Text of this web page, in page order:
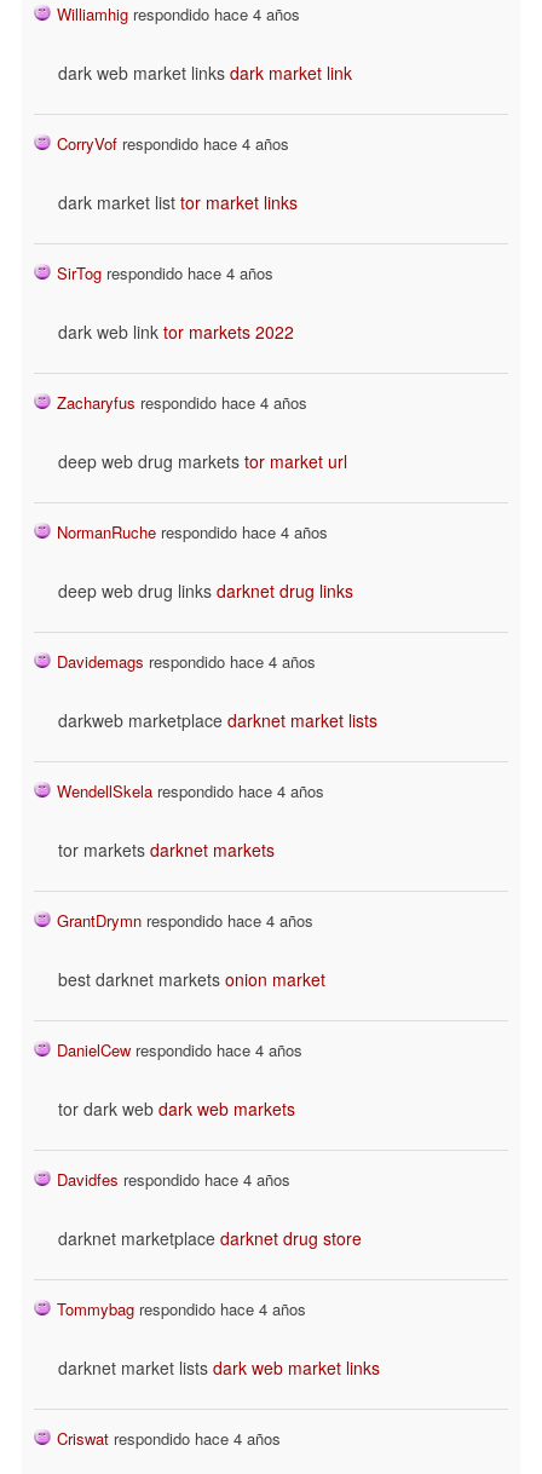
Williamhig respondido hace 4 años
dark web market links dark market link
CorryVof respondido hace 4 años
dark market list tor market links
SirTog respondido hace 4 años
dark web link tor markets 2022
Zacharyfus respondido hace 4 años
deep web drug markets tor market url
NormanRuche respondido hace 4 años
deep web drug links darknet drug links
Davidemags respondido hace 4 años
darkweb marketplace darknet market lists
WendellSkela respondido hace 4 años
tor markets darknet markets
GrantDrymn respondido hace 4 años
best darknet markets onion market
DanielCew respondido hace 4 años
tor dark web dark web markets
Davidfes respondido hace 4 años
darknet marketplace darknet drug store
Tommybag respondido hace 4 años
darknet market lists dark web market links
Criswat respondido hace 4 años